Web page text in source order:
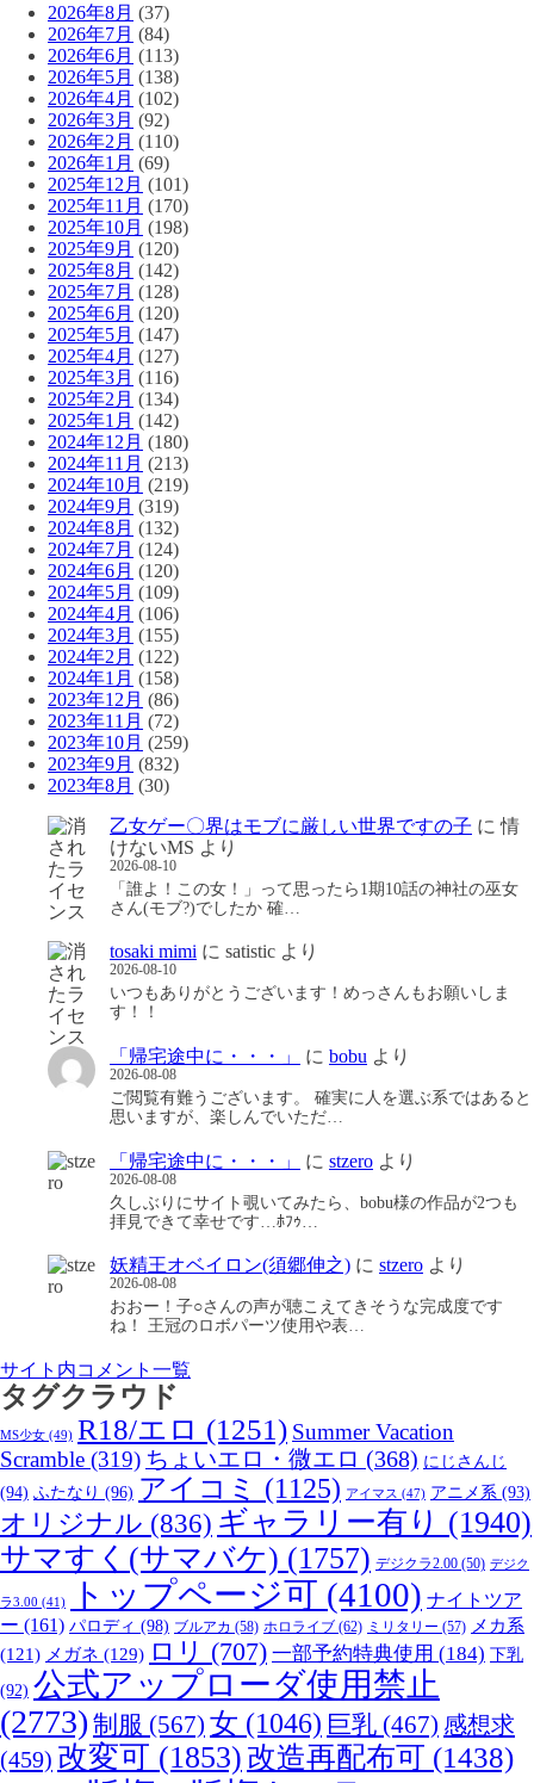
2026年8月 (37)
2026年7月 (84)
2026年6月 (113)
2026年5月 (138)
2026年4月 (102)
2026年3月 (92)
2026年2月 (110)
2026年1月 (69)
2025年12月 (101)
2025年11月 (170)
2025年10月 (198)
2025年9月 (120)
2025年8月 (142)
2025年7月 (128)
2025年6月 (120)
2025年5月 (147)
2025年4月 (127)
2025年3月 (116)
2025年2月 (134)
2025年1月 (142)
2024年12月 (180)
2024年11月 (213)
2024年10月 (219)
2024年9月 (319)
2024年8月 (132)
2024年7月 (124)
2024年6月 (120)
2024年5月 (109)
2024年4月 (106)
2024年3月 (155)
2024年2月 (122)
2024年1月 (158)
2023年12月 (86)
2023年11月 (72)
2023年10月 (259)
2023年9月 (832)
2023年8月 (30)
乙女ゲー〇界はモブに厳しい世界ですの子 に情
けないMS より
2026-08-10
「誰よ！この女！」って思ったら1期10話の神社の巫女
さん(モブ?)でしたか 確…
tosaki mimi に satistic より
2026-08-10
いつもありがとうございます！めっさんもお願いしま
す！！
「帰宅途中に・・・」 に bobu より
2026-08-08
ご閲覧有難うございます。 確実に人を選ぶ系ではあると
思いますが、楽しんでいただ…
「帰宅途中に・・・」 に stzero より
2026-08-08
久しぶりにサイト覗いてみたら、bobu様の作品が2つも
拝見できて幸せです…ﾎﾌｩ…
妖精王オベイロン(須郷伸之) に stzero より
2026-08-08
おおー！子○さんの声が聴こえてきそうな完成度です
ね！ 王冠のロボパーツ使用や表…
サイト内コメント一覧
タグクラウド
MS少女 (49) R18/エロ (1251) Summer Vacation
Scramble (319) ちょいエロ・微エロ (368) にじさんじ
(94) ふたなり (96) アイコミ (1125) アイマス (47) アニメ系 (93)
オリジナル (836) ギャラリー有り (1940)
サマすく(サマバケ) (1757) デジクラ2.00 (50) デジク
ラ3.00 (41) トップページ可 (4100) ナイトツア
ー (161) パロディ (98) ブルアカ (58) ホロライブ (62) ミリタリー (57) メカ系
(121) メガネ (129) ロリ (707) 一部予約特典使用 (184) 下乳
(92) 公式アップローダ使用禁止
(2773) 制服 (567) 女 (1046) 巨乳 (467) 感想求
(459) 改変可 (1853) 改造再配布可 (1438)